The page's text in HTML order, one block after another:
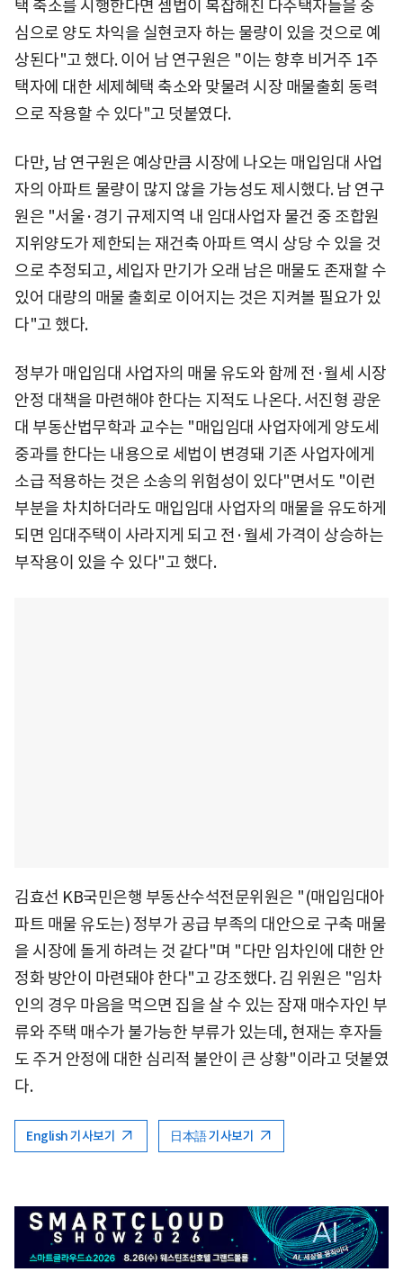
택 축소를 시행한다면 셈법이 복잡해진 다주택자들을 중
심으로 양도 차익을 실현코자 하는 물량이 있을 것으로 예
상된다"고 했다. 이어 남 연구원은 "이는 향후 비거주 1주
택자에 대한 세제혜택 축소와 맞물려 시장 매물출회 동력
으로 작용할 수 있다"고 덧붙였다.
다만, 남 연구원은 예상만큼 시장에 나오는 매입임대 사업
자의 아파트 물량이 많지 않을 가능성도 제시했다. 남 연구
원은 "서울·경기 규제지역 내 임대사업자 물건 중 조합원
지위양도가 제한되는 재건축 아파트 역시 상당 수 있을 것
으로 추정되고, 세입자 만기가 오래 남은 매물도 존재할 수
있어 대량의 매물 출회로 이어지는 것은 지켜볼 필요가 있
다"고 했다.
정부가 매입임대 사업자의 매물 유도와 함께 전·월세 시장
안정 대책을 마련해야 한다는 지적도 나온다. 서진형 광운
대 부동산법무학과 교수는 "매입임대 사업자에게 양도세
중과를 한다는 내용으로 세법이 변경돼 기존 사업자에게
소급 적용하는 것은 소송의 위험성이 있다"면서도 "이런
부분을 차치하더라도 매입임대 사업자의 매물을 유도하게
되면 임대주택이 사라지게 되고 전·월세 가격이 상승하는
부작용이 있을 수 있다"고 했다.
김효선 KB국민은행 부동산수석전문위원은 "(매입임대아
파트 매물 유도는) 정부가 공급 부족의 대안으로 구축 매물
을 시장에 돌게 하려는 것 같다"며 "다만 임차인에 대한 안
정화 방안이 마련돼야 한다"고 강조했다. 김 위원은 "임차
인의 경우 마음을 먹으면 집을 살 수 있는 잠재 매수자인 부
류와 주택 매수가 불가능한 부류가 있는데, 현재는 후자들
도 주거 안정에 대한 심리적 불안이 큰 상황"이라고 덧붙였
다.
English 기사보기 日本語 기사보기